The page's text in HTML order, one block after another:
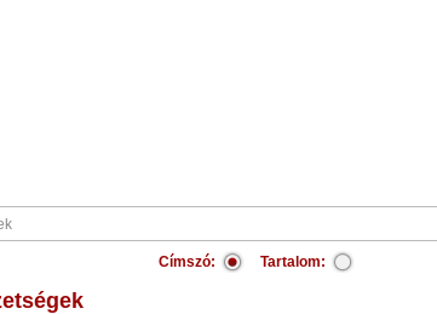
Címszó: Tartalom: